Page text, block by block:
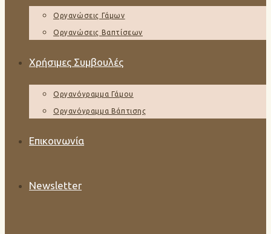
Οργανώσεις Γάμων
Οργανώσεις Βαπτίσεων
Χρήσιμες Συμβουλές
Οργανόγραμμα Γάμου
Οργανόγραμμα Βάπτισης
Επικοινωνία
Newsletter